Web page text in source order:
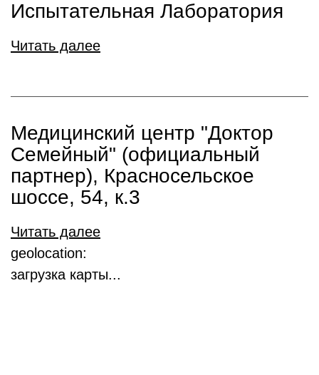
Испытательная Лаборатория
Читать далее
Медицинский центр "Доктор
Семейный" (официальный
партнер), Красносельское
шоссе, 54, к.3
Читать далее
geolocation:
загрузка карты...